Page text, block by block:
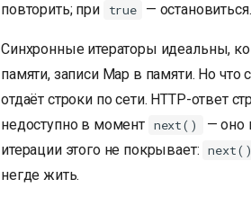
повторить; при
true — остановиться.
Синхронные итераторы идеальны,
памяти, записи Map в памяти. Но
отдаёт строки по сети. HTTP-ответ
недоступно в момент next()
— оно
итерации этого не покрывает: next()
негде жить.